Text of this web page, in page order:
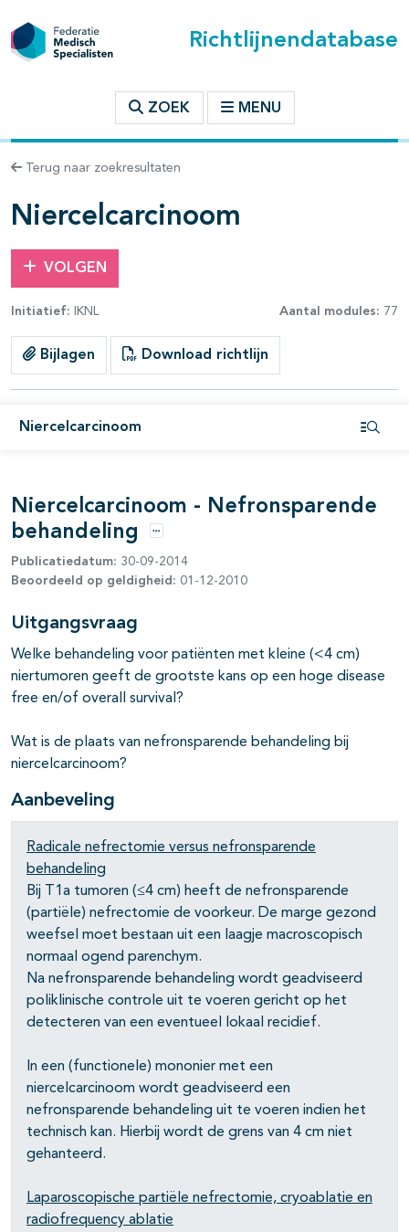
Richtlijnendatabase
ZOEK MENU
Terug naar zoekresultaten
Niercelcarcinoom
VOLGEN
Initiatief: IKNL Aantal modules: 77
Bijlagen Download richtlijn
Niercelcarcinoom
binnen deze richtlijn
open- en dichtklappen
open- en dichtklappen
open- en dichtklappen
open- en dichtklappen
open- en dichtklappen
open- en dichtklappen
Niercelcarcinoom - Nefronsparende
behandeling
Opties
Publicatiedatum: 30-09-2014
Beoordeeld op geldigheid: 01-12-2010
Uitgangsvraag
Welke behandeling voor patiënten met kleine (<4 cm)
niertumoren geeft de grootste kans op een hoge disease
free en/of overall survival?
Wat is de plaats van nefronsparende behandeling bij
niercelcarcinoom?
Aanbeveling
Radicale nefrectomie versus nefronsparende
behandeling
Bij T1a tumoren (≤4 cm) heeft de nefronsparende
(partiële) nefrectomie de voorkeur. De marge gezond
weefsel moet bestaan uit een laagje macroscopisch
normaal ogend parenchym.
Na nefronsparende behandeling wordt geadviseerd
poliklinische controle uit te voeren gericht op het
detecteren van een eventueel lokaal recidief.
In een (functionele) mononier met een
niercelcarcinoom wordt geadviseerd een
nefronsparende behandeling uit te voeren indien het
technisch kan. Hierbij wordt de grens van 4 cm niet
gehanteerd.
Laparoscopische partiële nefrectomie, cryoablatie en
radiofrequency ablatie